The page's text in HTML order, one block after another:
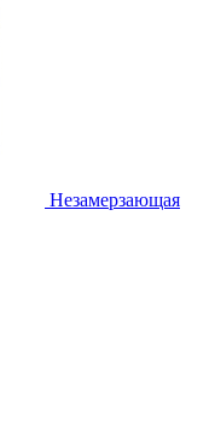
Незамерзающая